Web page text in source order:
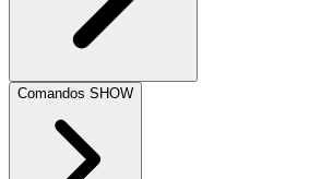
Comandos SHOW